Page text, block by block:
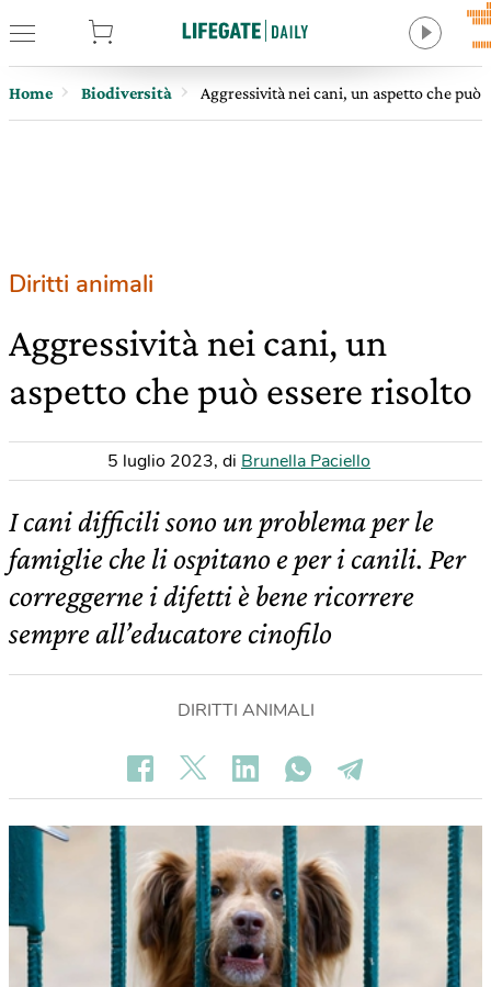
Home Biodiversità Aggressività nei cani, un aspetto che può
Diritti animali
Aggressività nei cani, un
aspetto che può essere risolto
5 luglio 2023, di Brunella Paciello
I cani difficili sono un problema per le
famiglie che li ospitano e per i canili. Per
correggerne i difetti è bene ricorrere
sempre all’educatore cinofilo
DIRITTI ANIMALI